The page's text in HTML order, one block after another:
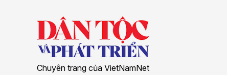
Chuyên trang của VietNamNet